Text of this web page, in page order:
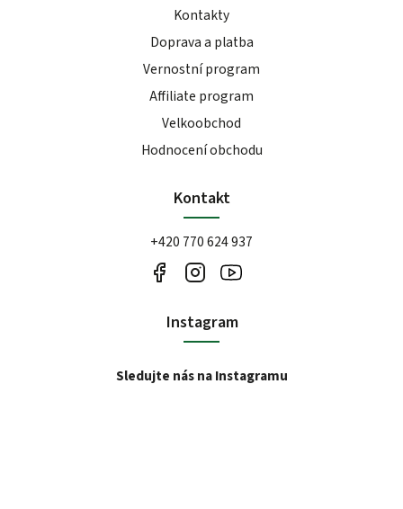
Kontakty
Doprava a platba
Vernostní program
Affiliate program
Velkoobchod
Hodnocení obchodu
Kontakt
+420 770 624 937
Instagram
Sledujte nás na Instagramu